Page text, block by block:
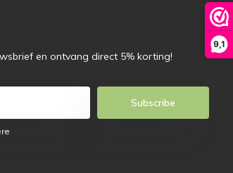
9,1
en ontvang direct 5% korting!
Subscribe